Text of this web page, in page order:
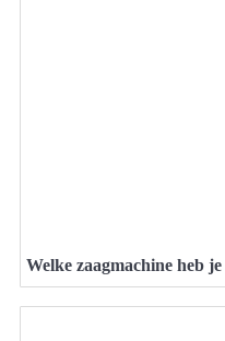
Welke zaagmachine heb